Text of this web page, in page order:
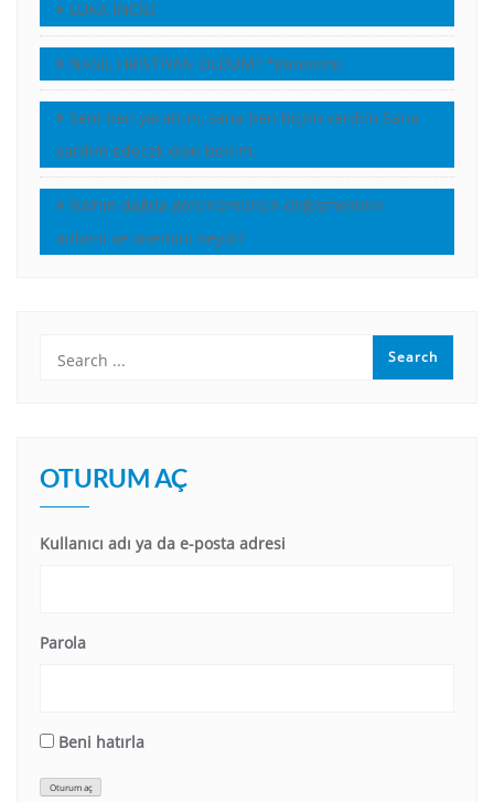
LUKA İNCİLİ
NASIL HRİSTİYAN OLDUM? *(Anonim)
Seni ben yarattım, sana ben biçim verdim.Sana
yardım edecek olan benim.
İsa’nın dağda görünümünün değişmesinin
anlamı ve önemini neydi?
OTURUM AÇ
Kullanıcı adı ya da e-posta adresi
Parola
Beni hatırla
Oturum aç